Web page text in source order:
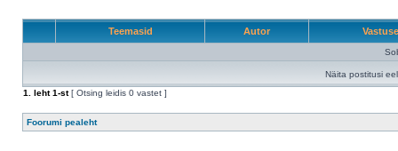
Teemasid Autor
Näita postitusi
1
. leht1-st[ Otsing leidis 0 vastet ]
Foorumi pealeht